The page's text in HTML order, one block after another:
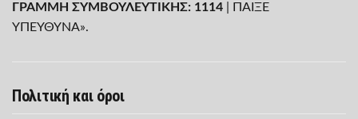
ΓΡΑΜΜΗ ΣΥΜΒΟΥΛΕΥΤΙΚΗΣ: 1114 | ΠΑΙΞΕ
ΥΠΕΥΘΥΝΑ».
Πολιτική και όροι